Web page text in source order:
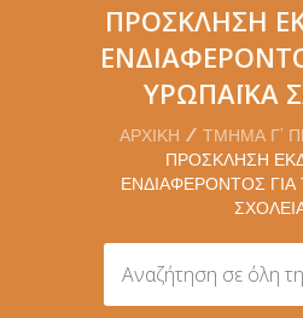
ΠΡΌΣΚΛΗΣΗ
ΥΡΩΠΑΪΚΆ
ΑΡΧΙΚΉ
ΤΜΉΜΑ Γ’
ΠΡΌΣΚΛΗΣΗ
ΕΝΔΙΑΦΈΡΟΝΤΟΣ ΓΙΑ